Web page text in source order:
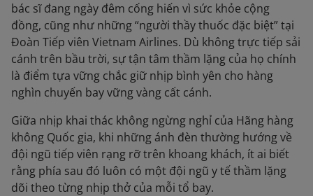
bác sĩ đang ngày đêm cống hiến vì sức khỏe cộng
đồng, cũng như những “người thầy thuốc đặc biệt” tại
Đoàn Tiếp viên Vietnam Airlines. Dù không trực tiếp sải
cánh trên bầu trời, sự tận tâm thầm lặng của họ chính
là điểm tựa vững chắc giữ nhịp bình yên cho hàng
nghìn chuyến bay vững vàng cất cánh.
Giữa nhịp khai thác không ngừng nghỉ của Hãng hàng
không Quốc gia, khi những ánh đèn thường hướng về
đội ngũ tiếp viên rạng rỡ trên khoang khách, ít ai biết
rằng phía sau đó luôn có một đội ngũ y tế thầm lặng
dõi theo từng nhịp thở của mỗi tổ bay.